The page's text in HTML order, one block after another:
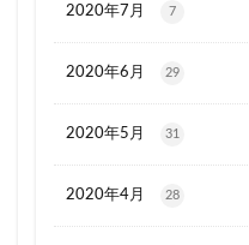
2020年7月 7
2020年6月 29
2020年5月 31
2020年4月 28